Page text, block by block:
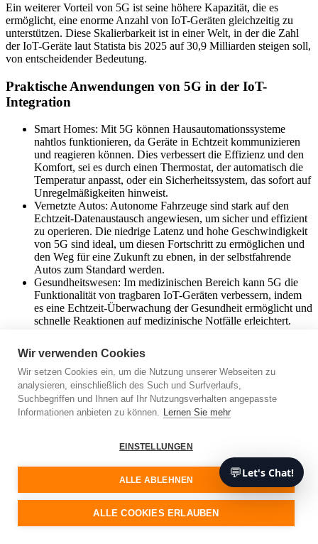
Ein weiterer Vorteil von 5G ist seine höhere Kapazität, die es
ermöglicht, eine enorme Anzahl von IoT-Geräten gleichzeitig zu
unterstützen. Diese Skalierbarkeit ist in einer Welt, in der die Zahl
der IoT-Geräte laut Statista bis 2025 auf 30,9 Milliarden steigen soll,
von entscheidender Bedeutung.
Praktische Anwendungen von 5G in der IoT-
Integration
Smart Homes: Mit 5G können Hausautomationssysteme
nahtlos funktionieren, da Geräte in Echtzeit kommunizieren
und reagieren können. Dies verbessert die Effizienz und den
Komfort, sei es durch einen Thermostat, der automatisch die
Temperatur anpasst, oder ein Sicherheitssystem, das sofort auf
Unregelmäßigkeiten hinweist.
Vernetzte Autos: Autonome Fahrzeuge sind stark auf den
Echtzeit-Datenaustausch angewiesen, um sicher und effizient
zu operieren. Die niedrige Latenz und hohe Geschwindigkeit
von 5G sind ideal, um diesen Fortschritt zu ermöglichen und
den Weg für eine Zukunft zu ebnen, in der selbstfahrende
Autos zum Standard werden.
Gesundheitswesen: Im medizinischen Bereich kann 5G die
Funktionalität von tragbaren IoT-Geräten verbessern, indem
es eine Echtzeit-Überwachung der Gesundheit ermöglicht und
schnelle Reaktionen auf medizinische Notfälle erleichtert.
5G und individuelle Softwareentwicklung
Die Vorteile von 5G beschränken sich nicht nur auf die IoT-
Integration, sondern haben auch tiefgreifende Auswirkungen auf die
individuelle Softwareentwicklung. Dank höherer Geschwindigkeit,
niedriger Latenz und größerer Kapazität können Entwickler
Laut Gartner beschleunigt die Einführung von 5G zudem den
Übergang zum Edge Computing in der Softwareentwicklung.
Dieser Architekturansatz bringt Rechenleistung und
Datenspeicherung näher an den Ort, an dem sie benötigt werden,
um Reaktionszeiten zu verbessern und Bandbreite zu sparen.
💬Let's Chat!
Wir verwenden Cookies
Wir setzen Cookies ein, um die Nutzung unserer Webseiten zu
analysieren, einschließlich des Such und Surfverlaufs,
Suchbegriffen und Ihnen auf Ihr Nutzungsverhalten angepasste
Informationen anbieten zu können. Lernen Sie mehr
EINSTELLUNGEN
ALLE ABLEHNEN
ALLE COOKIES ERLAUBEN